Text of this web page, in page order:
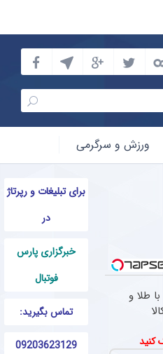
ورزش و سرگرمی
برای تبلیغات و رپرتاژ
در
خبرگزاری پارس
فوتبال
تماس بگیرید:
09203623129
طلا و
کنید